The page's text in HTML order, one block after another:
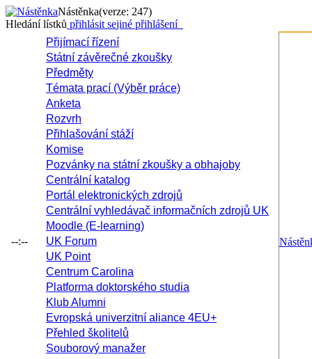
Nástěnka(verze: 247)
Hledání lístků přihlásit sejiné přihlášení
--:--
Přijímací řízení
Státní závěrečné zkoušky
Předměty
Témata prací (Výběr práce)
Anketa
Rozvrh
Přihlašování stáží
Komise
Pozvánky na státní zkoušky a obhajoby
Centrální katalog
Portál elektronických zdrojů
Centrální vyhledávač informačních zdrojů UK
Moodle (E-learning)
UK Forum
UK Point
Centrum Carolina
Platforma doktorského studia
Klub Alumni
Evropská univerzitní aliance 4EU+
Přehled školitelů
Souborový manažer